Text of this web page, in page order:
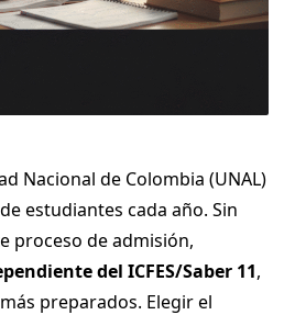
Nacional de Colombia (UNAL)
estudiantes cada año. Sin
proceso de admisión,
del ICFES/Saber 11,
preparados. Elegir el